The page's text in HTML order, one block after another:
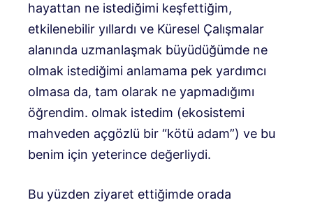
hayattan ne istediğimi keşfettiğim,
etkilenebilir yıllardı ve Küresel Çalışmalar
alanında uzmanlaşmak büyüdüğümde ne
olmak istediğimi anlamama pek yardımcı
olmasa da, tam olarak ne yapmadığımı
öğrendim. olmak istedim (ekosistemi
mahveden açgözlü bir “kötü adam”) ve bu
benim için yeterince değerliydi.
Bu yüzden ziyaret ettiğimde orada